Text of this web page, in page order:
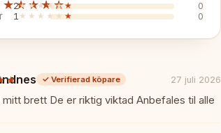
✓ 3,75" kung
✓ Handtillverkade i Indien
★★★★★
2★★★★★★★★★★
0
1 ★★★★★★★★★★ 0
✓ Verifierad köpare 27 juli 2026
brett De er riktig viktad Anbefales til alle